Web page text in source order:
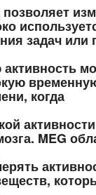
задач или
когда
активности
MEG